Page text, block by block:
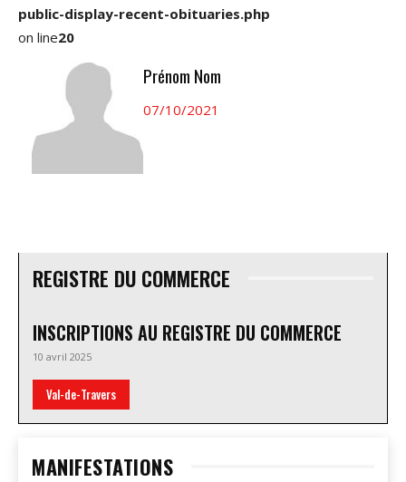
public-display-recent-obituaries.php
on line20
Prénom Nom
07/10/2021
REGISTRE DU COMMERCE
INSCRIPTIONS AU REGISTRE DU COMMERCE
10 avril 2025
Val-de-Travers
MANIFESTATIONS